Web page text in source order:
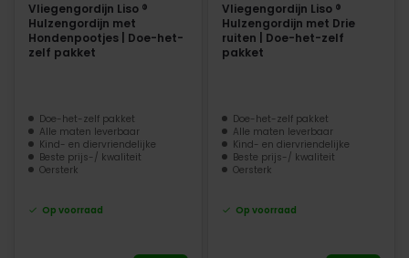
Vliegengordijn Liso ®
Hulzengordijn met
Hondenpootjes | Doe-het-
zelf pakket
Doe-het-zelf pakket
Alle maten leverbaar
Kind- en diervriendelijke
Beste prijs-/ kwaliteit
Oersterk
Op voorraad
Vliegengordijn Liso ®
Hulzengordijn met Drie
ruiten | Doe-het-zelf
pakket
Doe-het-zelf pakket
Alle maten leverbaar
Kind- en diervriendelijke
Beste prijs-/ kwaliteit
Oersterk
Op voorraad